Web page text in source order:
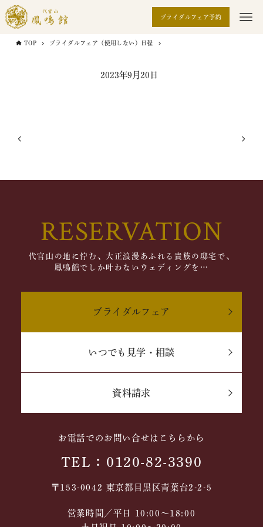
ブライダルフェア予約
TOP ブライダルフェア（使用しない）日程
2023年9月20日
RESERVATION
代官山の地に佇む、大正浪漫あふれる貴族の邸宅で、
鳳鳴館でしか叶わないウェディングを…
ブライダルフェア
いつでも見学・相談
資料請求
お電話でのお問い合せはこちらから
TEL：0120-82-3390
〒153-0042 東京都目黒区青葉台2-2-5
営業時間／平日 10:00～18:00